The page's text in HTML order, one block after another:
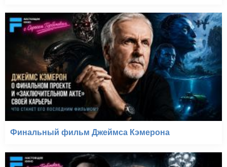
Финальный фильм Джеймса Кэмерона